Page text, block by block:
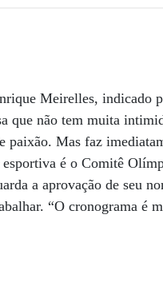
Meirelles, indicado
que não tem muita
paixão. Mas faz
é o Comitê
a aprovação de seu
“O cronograma é